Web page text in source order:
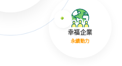
幸福企業
永續動力